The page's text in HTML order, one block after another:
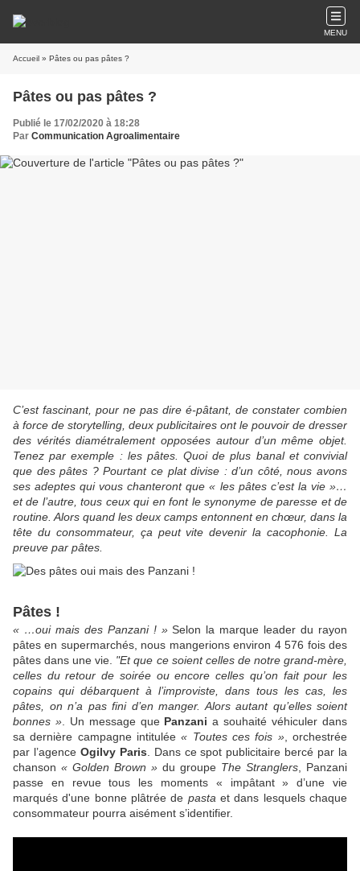
MENU
Accueil » Pâtes ou pas pâtes ?
Pâtes ou pas pâtes ?
Publié le 17/02/2020 à 18:28
Par Communication Agroalimentaire
C’est fascinant, pour ne pas dire é-pâtant, de constater combien
à force de storytelling, deux publicitaires ont le pouvoir de dresser
des vérités diamétralement opposées autour d’un même objet.
Tenez par exemple : les pâtes. Quoi de plus banal et convivial
que des pâtes ? Pourtant ce plat divise : d’un côté, nous avons
ses adeptes qui vous chanteront que « les pâtes c’est la vie »…
et de l’autre, tous ceux qui en font le synonyme de paresse et de
routine. Alors quand les deux camps entonnent en chœur, dans la
tête du consommateur, ça peut vite devenir la cacophonie. La
preuve par pâtes.
Pâtes !
« …oui mais des Panzani ! »Selon la marque leader du rayon
pâtes en supermarchés, nous mangerions environ 4 576 fois des
pâtes dans une vie. "Et que ce soient celles de notre grand-mère,
celles du retour de soirée ou encore celles qu’on fait pour les
copains qui débarquent à l’improviste, dans tous les cas, les
pâtes, on n’a pas fini d’en manger. Alors autant qu’elles soient
bonnes ». Un message que Panzani a souhaité véhiculer dans
sa dernière campagne intitulée« Toutes ces fois », orchestrée
par l’agence Ogilvy Paris . Dans ce spot publicitaire bercé par la
chanson « Golden Brown » du groupe The Stranglers , Panzani
passe en revue tous les moments « impâtant » d’une vie
marqués d'une bonne plâtrée de pasta et dans lesquels chaque
consommateur pourra aisément s’identifier.